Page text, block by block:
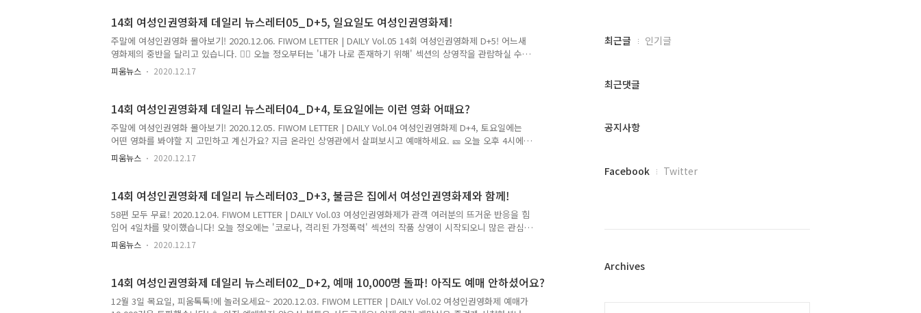
하세요! 어제 진행한 피움톡톡을 여성인권영화제 유튜브 채널 혹은 온라인 상영관에서 보실 수 있어요. 오늘 저녁
7시에 '있는 ..
14회 여성인권영화제 데일리 뉴스레터05_D+5, 일요일도 여성인권영화제!
주말에 여성인권영화 몰아보기! 2020.12.06. FIWOM LETTER | DAILY Vol.05 14회 여성인권영화제 D+5! 어느새
영화제의 중반을 달리고 있습니다. 🏃‍♀️ 오늘 정오부터는 '내가 나로 존재하기 위해' 섹션의 상영작을 관람하실 수
있어요. 토요일에 진행한 감독과의 대화, 피움톡톡을 보실 수 있는 방법도 전해드립니다. 오늘 저녁 7시에 하는
피움톡톡도 놓치지 마세요! SNS에서 다양한 이벤트를 진행하고 있으니 지금 바로 참여하세요. 😃 일요일 정오에
유튜브 채널에서 보실 수 있어요. 오늘 저녁 7시에는 '이렇게 살아도 괜찮더라'라는 주제로 피움톡톡이 진행됩니
다:) 지금 바로 ..
피움뉴스 2020.12.17
14회 여성인권영화제 데일리 뉴스레터04_D+4, 토요일에는 이런 영화 어때요?
주말에 여성인권영화 몰아보기! 2020.12.05. FIWOM LETTER | DAILY Vol.04 여성인권영화제 D+4, 토요일에는
어떤 영화를 봐야할 지 고민하고 계신가요? 지금 온라인 상영관에서 살펴보시고 예매하세요. 🎫 오늘 오후 4시에
는 '감독과의 대화', 저녁 7시에는 '피움톡톡'이 진행됩니다. 🔊 12월 4일에 여성인권영화제를 주최하는 한국여성
의전화의 여성인권 후원의 밤이 진행되었습니다. 함께해주신 분들께 감사드립니다! 토요일 정오에 시작하는 '우린
움초이스까지 지금 바로 예매하세요! 오늘 오후 4시에는 감독과의 대화, 저녁 7시에는 피움톡톡이 진행됩니다! 온
라인 상영관에서 신청..
피움뉴스 2020.12.17
14회 여성인권영화제 데일리 뉴스레터03_D+3, 불금은 집에서 여성인권영화제와 함께!
58편 모두 무료! 2020.12.04. FIWOM LETTER | DAILY Vol.03 여성인권영화제가 관객 여러분의 뜨거운 반응을 힘
입어 4일차를 맞이했습니다! 오늘 정오에는 '코로나, 격리된 가정폭력' 섹션의 작품 상영이 시작되오니 많은 관심
부탁드립니다. 🎟 또한, 12월 3일에 '서울시장에 의한 위력 성폭력 사건으로 본 한국 사회'에 대한 주제로 피움톡
톡이 진행되었습니다! 온라인 상영관에서 다시 보실 수 있어요🕶 특별한 소식을 전하자면 12월 4일 오늘 저녁 7
생중계 됩니다:) 참여하시어 댓글 창을 빛내주세요. ✨ 4일차를 맞이한 여성인권영화제, 오늘 정오부터 12월 6일
일요일까지 상영하..
피움뉴스 2020.12.17
14회 여성인권영화제 데일리 뉴스레터02_D+2, 예매 10,000명 돌파! 아직도 예매 안하셨어요?
12월 3일 목요일, 피움톡톡!에 놀러오세요~ 2020.12.03. FIWOM LETTER | DAILY Vol.02 여성인권영화제 예매가
최
과
글
최근글 인기글
최근댓글
공지사항
페
플
Facebook Twitter
Archives